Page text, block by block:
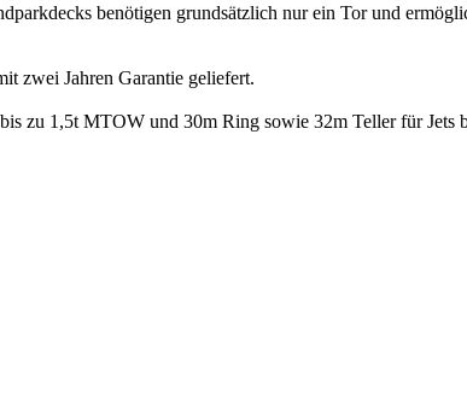
benötigen grundsätzlich nur ein Tor und
zwei Jahren Garantie geliefert.
zu 1,5t MTOW und 30m Ring sowie 32m Teller für